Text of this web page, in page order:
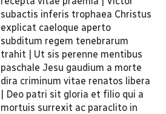
subactis inferis trophaea Christus
explicat caeloque aperto
subditum regem tenebrarum
trahit | Ut sis perenne mentibus
paschale Jesu gaudium a morte
dira criminum vitae renatos libera
| Deo patri sit gloria et filio qui a
mortuis surrexit ac paraclito in